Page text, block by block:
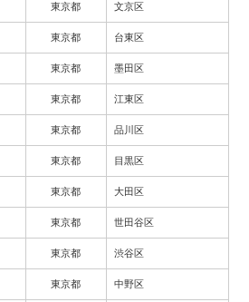
東京都 文京区
東京都 台東区
東京都 墨田区
東京都 江東区
東京都 品川区
東京都 目黒区
東京都 大田区
東京都 世田谷区
東京都 渋谷区
東京都 中野区